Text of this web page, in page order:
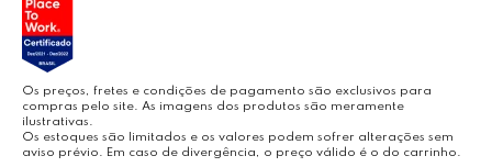
BLOG LEONORA
Os preços, fretes e condições de pagamento são exclusivos para
compras pelo site. As imagens dos produtos são meramente
ilustrativas.
Os estoques são limitados e os valores podem sofrer alterações sem
aviso prévio. Em caso de divergência, o preço válido é o do carrinho.